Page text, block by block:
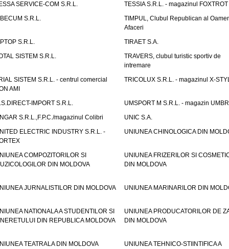
SERVICE-COM S.R.L.
TESSIA S.R.L. - magazinul FOXTROT
S.R.L.
TIMPUL, Clubul Republican al
Afaceri
S.R.L.
TIRAET S.A.
SISTEM S.R.L.
TRAVERS, clubul turistic sportiv de
intremare
SISTEM S.R.L. - centrul comercial
AMI
TRICOLUX S.R.L. - magazinul X-
IMPORT S.R.L.
UMSPORT M S.R.L. - magazin
S.R.L.,F.P.C./magazinul Colibri
UNIC S.A.
ELECTRIC INDUSTRY S.R.L. -
UNIUNEA CHINOLOGICA DIN
COMPOZITORILOR SI
DIN MOLDOVA
UNIUNEA FRIZERILOR SI
DIN MOLDOVA
JURNALISTILOR DIN MOLDOVA UNIUNEA MARINARILOR DIN
NATIONALA A STUDENTILOR SI
DIN REPUBLICA MOLDOVA
UNIUNEA PRODUCATORILOR DE
DIN MOLDOVA
TEATRALA DIN MOLDOVA
UNIUNEA TEHNICO-STIINTIFICA A